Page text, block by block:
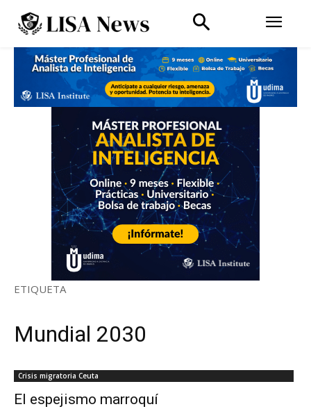
ETIQUETA
Mundial 2030
Crisis migratoria Ceuta
El espejismo marroquí